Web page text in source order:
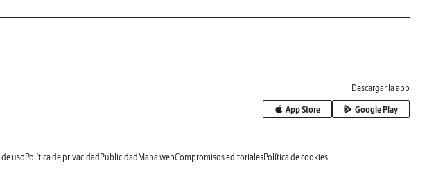
Descargar la app
App Store Google Play
usoPolítica de privacidad Publicidad Mapa webCompromisos editorialesPolítica de cookies